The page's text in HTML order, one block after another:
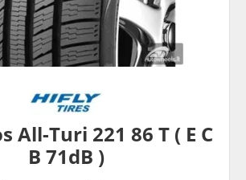
All-Turi 221 86 T ( E C
B 71dB )